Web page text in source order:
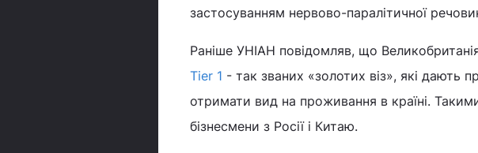
застосуванням нервово-паралітичної
Раніше УНІАН повідомляв, що
Tier 1 - так званих «золотих віз», які дають
отримати вид на проживання в країні.
бізнесмени з Росії і Китаю.